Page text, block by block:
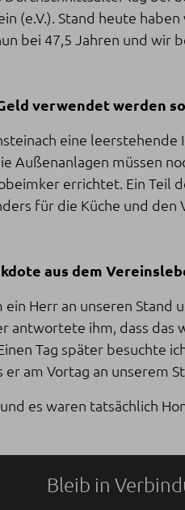
(e.V.). Stand heute
bei 47,5 Jahren und wir
verwendet werden
eine
Außenanlagen müssen
errichtet. Ein Teil
für die Küche und
aus dem
Herr an unseren
antwortete ihm, dass
Tag später besuchte
am Vortag an unserem
es waren tatsächlich
Bleib in